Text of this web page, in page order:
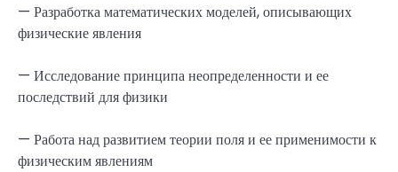
— Разработка математических моделей, описывающих
физические явления
— Исследование принципа неопределенности и ее
последствий для физики
— Работа над развитием теории поля и ее применимости к
физическим явлениям